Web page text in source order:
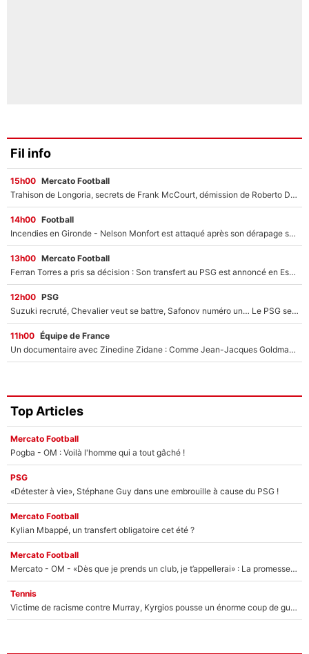
Fil info
15h00 Mercato Football
Trahison de Longoria, secrets de Frank McCourt, démission de Roberto De Zerbi : Medhi Benatia se lâche sur départ de l'OM et fait d'importantes révélations
14h00 Football
Incendies en Gironde - Nelson Monfort est attaqué après son dérapage sur CNews : «Et lui, il prend combien pour parler dans un studio climatisé?»
13h00 Mercato Football
Ferran Torres a pris sa décision : Son transfert au PSG est annoncé en Espagne !
12h00 PSG
Suzuki recruté, Chevalier veut se battre, Safonov numéro un… Le PSG se lance encore dans un gros chantier pour le poste de gardien de but
11h00 Équipe de France
Un documentaire avec Zinedine Zidane : Comme Jean-Jacques Goldman et Mylène Farmer, le nouveau sélectionneur de l'équipe de France a recalé une journaliste très connue
Top Articles
Mercato Football
Pogba - OM : Voilà l'homme qui a tout gâché !
PSG
«Détester à vie», Stéphane Guy dans une embrouille à cause du PSG !
Mercato Football
Kylian Mbappé, un transfert obligatoire cet été ?
Mercato Football
Mercato - OM - «Dès que je prends un club, je t’appellerai» : La promesse de Marcelino au moment de claquer la porte
Tennis
Victime de racisme contre Murray, Kyrgios pousse un énorme coup de gueule !